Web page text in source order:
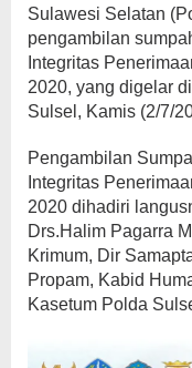
Sulawesi Selatan
pengambilan
Integritas
2020, yang digelar
Sulsel, Kamis (2/7/
Pengambilan
Integritas
2020 dihadiri
Drs.Halim Pagarra
Krimum, Dir
Propam, Kabid
Kasetum Polda